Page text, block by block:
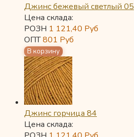
Джинс бежевый светлый 05
Цена склада:
РОЗН 1 121,40 Руб
ОПТ801 Руб
Джинс горчица 84
Цена склада: